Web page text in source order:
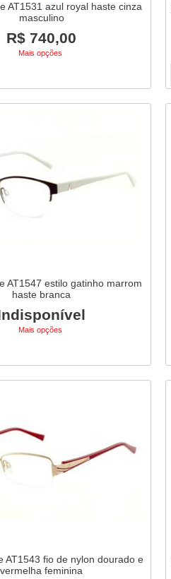
AT1531 azul royal haste cinza
masculino
R$ 740,00
Mais opções
AT1547 estilo gatinho marrom
haste branca
Mais opções
AT1543 fio de nylon dourado e
vermelha feminina